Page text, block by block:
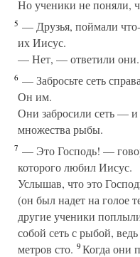
Но ученики не поняли,
5 — Друзья, поймали
их Иисус.
— Нет, — ответили они.
6 — Забросьте сеть
Он им.
Они забросили сеть — и
множества рыбы.
7 — Это Господь! —
которого любил Иисус.
Услышав, что это
(он был надет на голое
другие ученики
собой сеть с рыбой,
метров сто. 9Когда они